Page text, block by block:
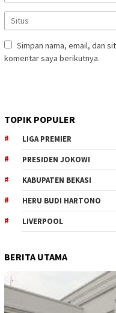
Simpan nama, email, dan
komentar saya berikutnya.
TOPIK POPULER
LIGA PREMIER
PRESIDEN JOKOWI
KABUPATEN BEKASI
HERU BUDI HARTONO
LIVERPOOL
BERITA UTAMA